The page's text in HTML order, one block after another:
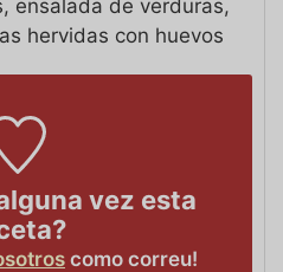
ensalada de verduras,
hervidas con huevos
vez esta
como correu!